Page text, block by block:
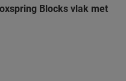
Blocks vlak met